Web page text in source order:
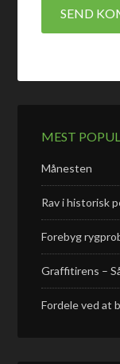
MEST
Månesten
Rav i historisk
Forebyg
Graffitirens –
Fordele ved at